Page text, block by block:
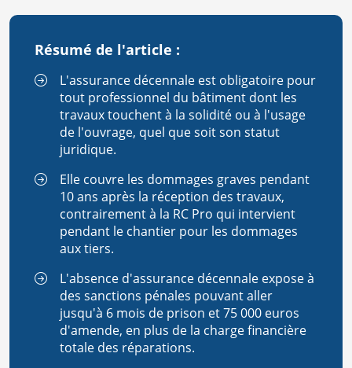
Résumé de l'article :
L'assurance décennale est obligatoire pour
tout professionnel du bâtiment dont les
travaux touchent à la solidité ou à l'usage
de l'ouvrage, quel que soit son statut
juridique.
Elle couvre les dommages graves pendant
10 ans après la réception des travaux,
contrairement à la RC Pro qui intervient
pendant le chantier pour les dommages
aux tiers.
L'absence d'assurance décennale expose à
des sanctions pénales pouvant aller
jusqu'à 6 mois de prison et 75 000 euros
d'amende, en plus de la charge financière
totale des réparations.